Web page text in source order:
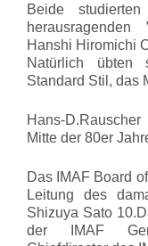
Beide
Hanshi Hiromichi
Natürlich übten
Standard Stil, das
Hans-
Mitte der 80er
Das IMAF Board
Leitung des
Shizuya Sato
der IMAF